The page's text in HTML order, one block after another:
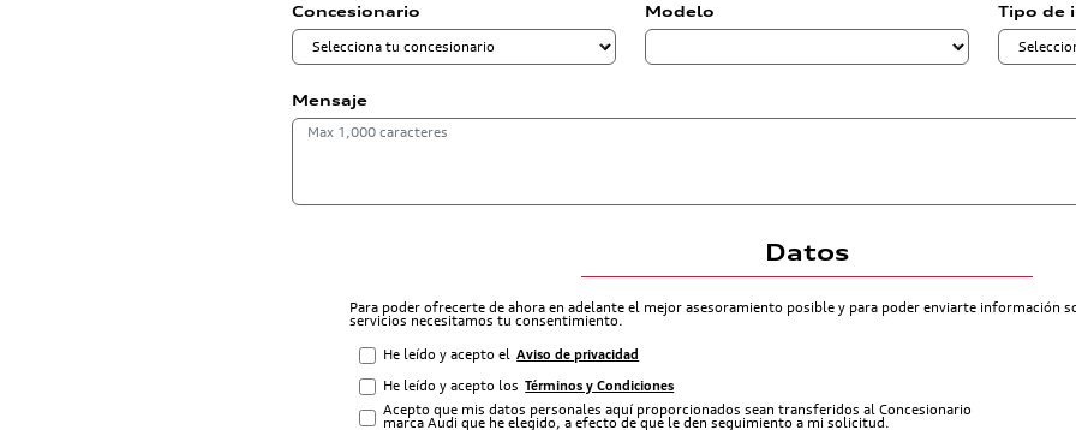
Concesionario Modelo Tipo de
Mensaje
Datos
Para poder ofrecerte de ahora en adelante el mejor asesoramiento posible y para poder enviarte información
servicios necesitamos tu consentimiento.
He leído y acepto el Aviso de privacidad
He leído y acepto los Términos y Condiciones
Acepto que mis datos personales aquí proporcionados sean transferidos al Concesionario
marca Audi que he elegido, a efecto de que le den seguimiento a mi solicitud.